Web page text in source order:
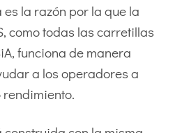
la razón por la que la
como todas las carretillas
funciona de manera
a los operadores a